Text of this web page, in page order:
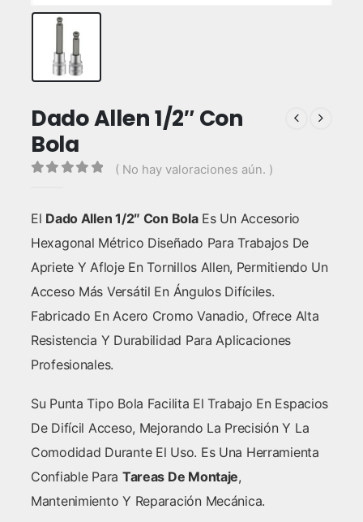
Dado Allen 1/2″ Con
Bola
( No hay valoraciones aún. )
El Dado Allen 1/2″ Con BolaEs Un Accesorio
Hexagonal Métrico Diseñado Para Trabajos De
Apriete Y Afloje En Tornillos Allen, Permitiendo Un
Acceso Más Versátil En Ángulos Difíciles.
Fabricado En Acero Cromo Vanadio, Ofrece Alta
Resistencia Y Durabilidad Para Aplicaciones
Profesionales.
Su Punta Tipo Bola Facilita El Trabajo En Espacios
De Difícil Acceso, Mejorando La Precisión Y La
Comodidad Durante El Uso. Es Una Herramienta
Confiable Para Tareas De Montaje,
Mantenimiento Y Reparación Mecánica.